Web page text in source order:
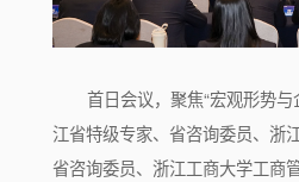
首日会议，聚焦“宏观形势
江省特级专家、省咨询委员、浙
省咨询委员、浙江工商大学工商